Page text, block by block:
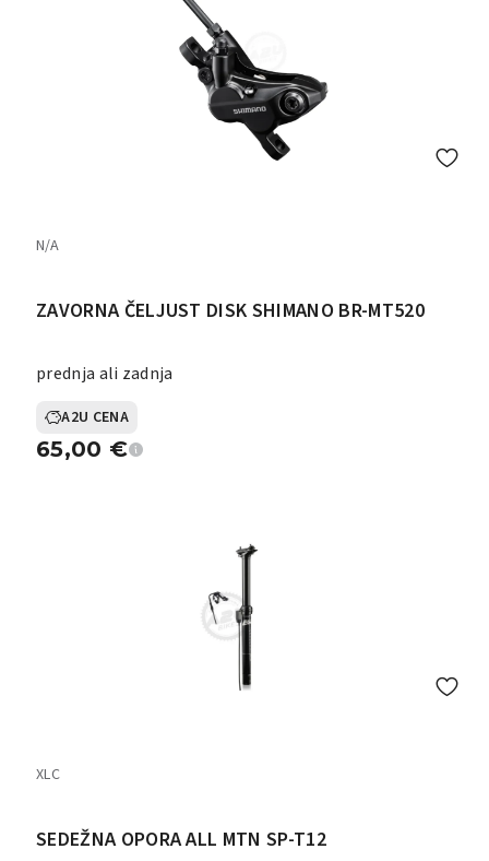
N/a
ZAVORNA ČELJUST DISK SHIMANO BR-MT520
prednja ali zadnja
A2U CENA
65,00 €
XLC
SEDEŽNA OPORA ALL MTN SP-T12